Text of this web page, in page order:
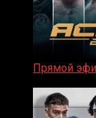
Прямой